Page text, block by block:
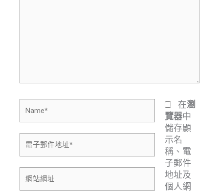
子
件
地
站
在瀏
覽器中
儲存顯
示名
稱、電
子郵件
地址及
個人網